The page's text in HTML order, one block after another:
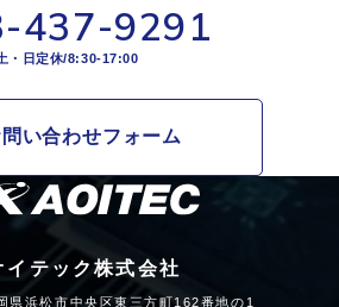
437-9291
・日定休/8:30-17:00
い合わせフォーム
イテック株式会社
県浜松市中央区東三方町162番地の1